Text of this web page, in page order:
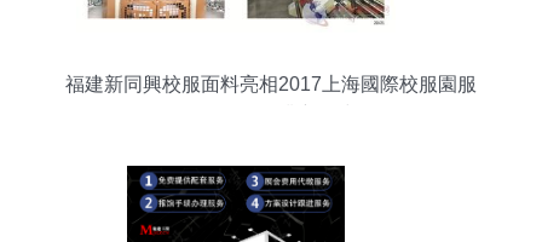
福建新同興校服面料亮相2017上海國際校服園服